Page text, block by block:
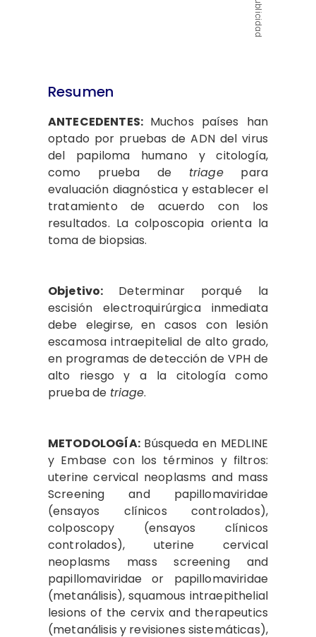
Publicidad
Resumen
ANTECEDENTES: Muchos países han
optado por pruebas de ADN del virus
del papiloma humano y citología,
como prueba de triagepara
evaluación diagnóstica y establecer el
tratamiento de acuerdo con los
resultados. La colposcopia orienta la
toma de biopsias.
Objetivo: Determinar porqué la
escisión electroquirúrgica inmediata
debe elegirse, en casos con lesión
escamosa intraepitelial de alto grado,
en programas de detección de VPH de
alto riesgo y a la citología como
prueba de triage.
METODOLOGÍA:Búsqueda en MEDLINE
y Embase con los términos y filtros:
uterine cervical neoplasms and mass
Screening and papillomaviridae
(ensayos clínicos controlados),
colposcopy (ensayos clínicos
controlados), uterine cervical
neoplasms mass screening and
papillomaviridae or papillomaviridae
(metanálisis), squamous intraepithelial
lesions of the cervix and therapeutics
(metanálisis y revisiones sistemáticas),